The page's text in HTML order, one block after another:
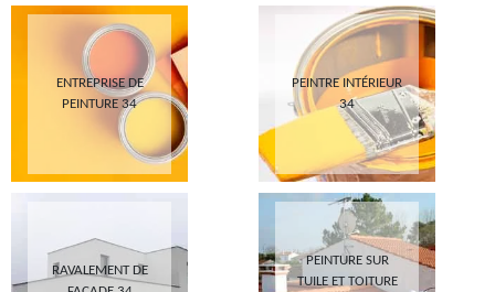
ENTREPRISE DE
PEINTURE 34
PEINTRE INTÉRIEUR
34
RAVALEMENT DE
PEINTURE SUR
TUILE ET TOITURE